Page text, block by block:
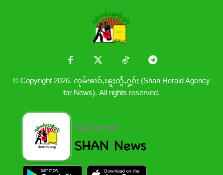
© Copyright 2026. ၸုမ်းၶၢဝ်ႇၽူႈတွႆႇႁွၵ်ႈ (Shan Herald Agency
for News). All rights reserved.